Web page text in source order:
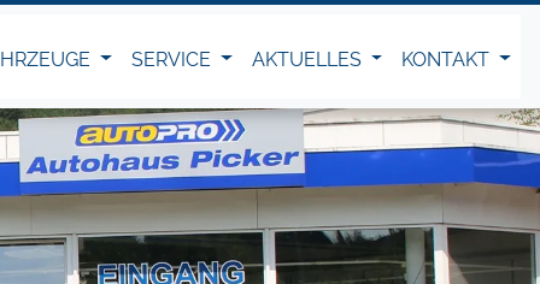
SERVICE AKTUELLES KONTAKT